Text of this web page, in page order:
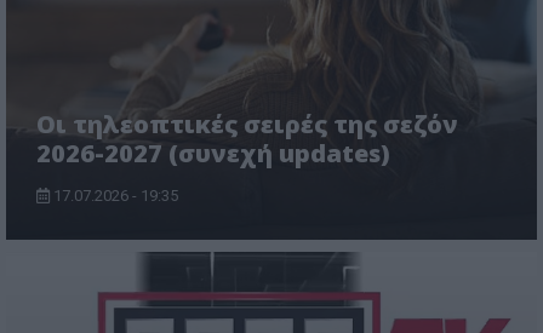
Οι τηλεοπτικές σειρές της σεζόν
2026-2027 (συνεχή updates)
17.07.2026 - 19:35